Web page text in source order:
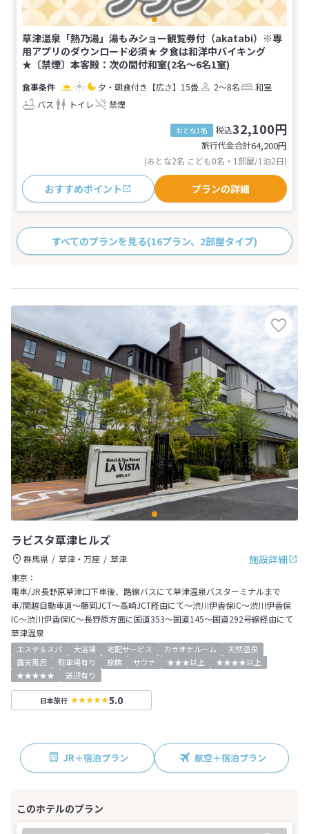
草津温泉「熱乃湯」湯もみショー観覧券付（akatabi）※専
用アプリのダウンロード必須★ 夕食は和洋中バイキング
★〔禁煙〕本客殿：次の間付和室(2名～6名1室)
夕・朝食付き 【広さ】15畳 2～8名
和室
バス
トイレ 禁煙
おとな1名 税込32,100円
旅行代金合計64,200円
(おとな2名 こども0名・1部屋/1泊2日)
おすすめポイント プランの詳細
すべてのプランを見る(16プラン、2部屋タイプ)
ラビスタ草津ヒルズ
施設詳細
群馬県 草津・万座
草津
東京：
電車/JR長野原草津口下車後、路線バスにて草津温泉バスターミナルまで
車/関越自動車道～藤岡JCT～高崎JCT経由にて～渋川伊香保IC～渋川伊香保
IC～渋川伊香保IC～長野原方面に国道353～国道145～国道292号線経由にて
草津温泉
エステ＆スパ 大浴場 宅配サービス カラオケルーム
天然温泉
露天風呂
駐車場有り 旅館 サウナ ★★★以上
★★★★以上
★★★★★
送迎有り
日本旅行 5.0
JR＋宿泊プラン 航空＋宿泊プラン